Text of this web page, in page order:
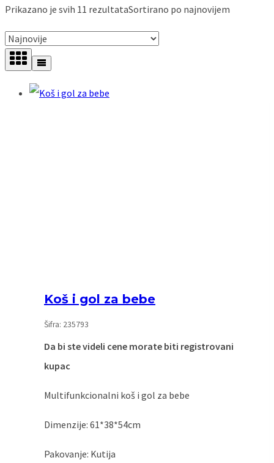
Prikazano je svih 11 rezultataSortirano po najnovijem
Koš i gol za bebe
Šifra: 235793
Da bi ste videli cene morate biti registrovani
kupac
Multifunkcionalni koš i gol za bebe
Dimenzije: 61*38*54cm
Pakovanje: Kutija